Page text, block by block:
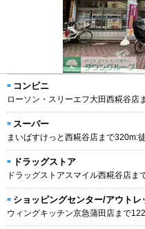
コンビニ
ローソン・スリーエフ大田西糀谷店
スーパー
まいばすけっと西糀谷店まで320m:徒
ドラッグストア
ドラッグストアスマイル西糀谷店ま
ショッピングセンター/アウトレ
ウィングキッチン京急蒲田店まで